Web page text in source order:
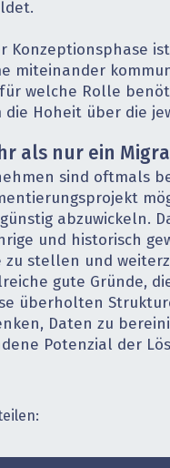
Konzeptionsphase
miteinander
welche Rolle
die Hoheit über die
als nur ein
sind oftmals
abzuwickeln.
und historisch
zu stellen und
gute Gründe,
überholten
Daten zu
Potenzial der